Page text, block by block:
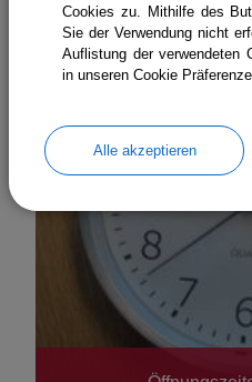
Cookies zu. Mithilfe des
Sie der Verwendung nicht
Auflistung der verwendeten
in unseren Cookie
Alle akzeptieren